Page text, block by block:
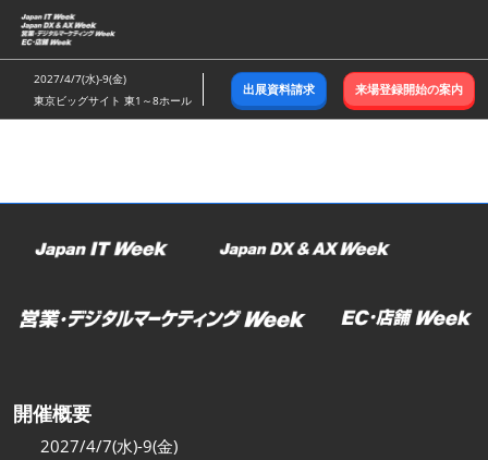
ス
キ
ッ
し
む
2027/4/7(水)-9(金)
東京ビッグサイト 東1～8ホール
出展資料請求 来場登録開始の案内
開催概要
2027/4/7(水)-9(金)